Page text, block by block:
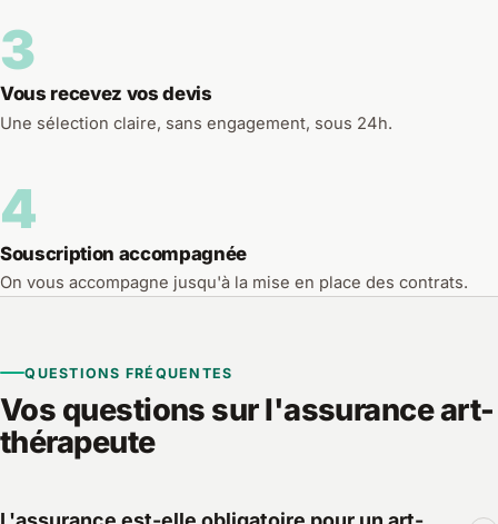
3
Vous recevez vos devis
Une sélection claire, sans engagement, sous 24h.
4
Souscription accompagnée
On vous accompagne jusqu'à la mise en place des contrats.
QUESTIONS FRÉQUENTES
Vos questions sur l'assurance art-
thérapeute